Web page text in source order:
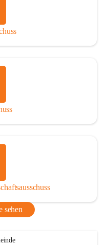
sehen